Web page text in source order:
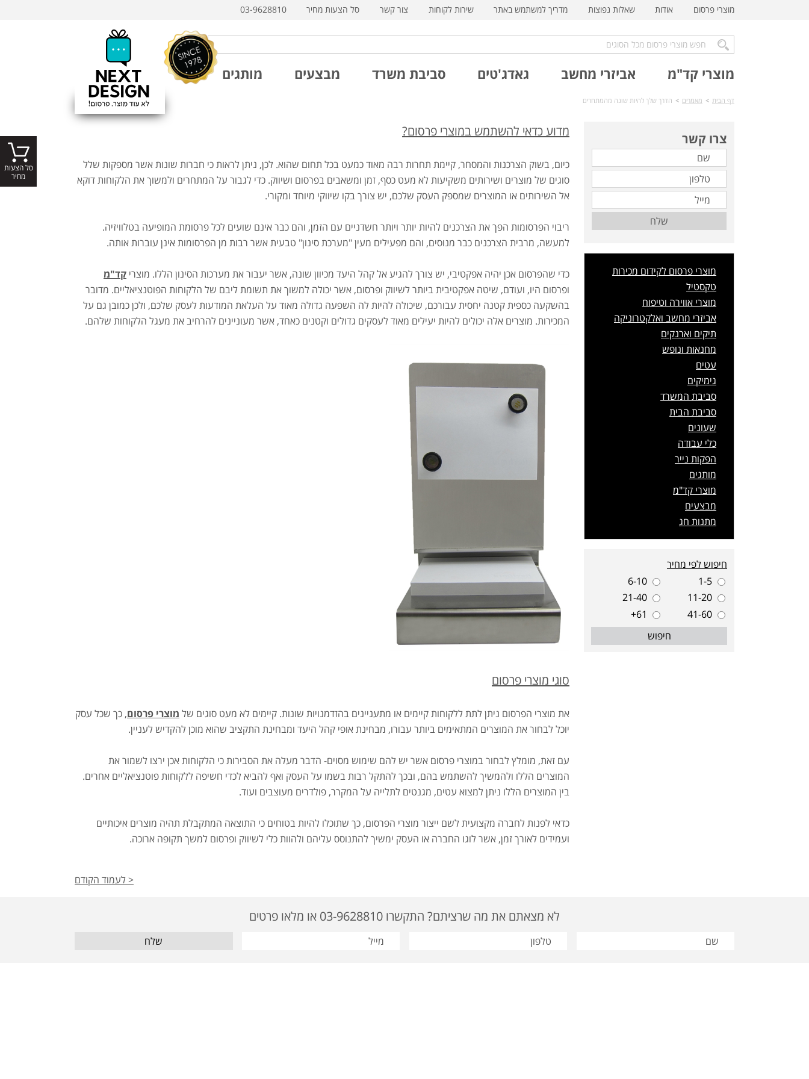
מוצרי פרסום אודות שאלות נפוצות מדריך למשתמש באתר שירות לקוחות צור קשר סל הצעות מחיר 03-9628810
מוצרי קד"מ אביזרי מחשב גאדג'טים סביבת משרד מבצעים מותגים
דף הבית > מאמרים > הדרך שלך להיות שונה מהמתחרים
מדוע כדאי להשתמש במוצרי פרסום?
כיום, בשוק הצרכנות והמסחר, קיימת תחרות רבה מאוד כמעט בכל תחום שהוא. לכן, ניתן לראות כי חברות שונות אשר מספקות שלל
סוגים של מוצרים ושירותים משקיעות לא מעט כסף, זמן ומשאבים בפרסום ושיווק. כדי לגבור על המתחרים ולמשוך את הלקוחות דוקא
אל השירותים או המוצרים שמספק העסק שלכם, יש צורך בקו שיווקי מיוחד ומקורי.
ריבוי הפרסומות הפך את הצרכנים להיות יותר ויותר חשדניים עם הזמן, והם כבר אינם שועים לכל פרסומת המופיעה בטלוויזיה.
למעשה, מרבית הצרכנים כבר מנוסים, והם מפעילים מעין "מערכת סינון" טבעית אשר רבות מן הפרסומות אינן עוברות אותה.
כדי שהפרסום אכן יהיה אפקטיבי, יש צורך להגיע אל קהל היעד מכיוון שונה, אשר יעבור את מערכות הסינון הללו. מוצרי קד"מ
ופרסום היו, ועודם, שיטה אפקטיבית ביותר לשיווק ופרסום, אשר יכולה למשוך את תשומת ליבם של הלקוחות הפוטנציאליים. מדובר
בהשקעה כספית קטנה יחסית עבורכם, שיכולה להיות לה השפעה גדולה מאוד על העלאת המודעות לעסק שלכם, ולכן כמובן גם על
המכירות. מוצרים אלה יכולים להיות יעילים מאוד לעסקים גדולים וקטנים כאחד, אשר מעוניינים להרחיב את מעגל הלקוחות שלהם.
סוגי מוצרי פרסום
את מוצרי הפרסום ניתן לתת ללקוחות קיימים או מתעניינים בהזדמנויות שונות. קיימים לא מעט סוגים של מוצרי פרסום, כך שכל עסק
יוכל לבחור את המוצרים המתאימים ביותר עבורו, מבחינת אופי קהל היעד ומבחינת התקציב שהוא מוכן להקדיש לעניין.
עם זאת, מומלץ לבחור במוצרי פרסום אשר יש להם שימוש מסוים- הדבר מעלה את הסבירות כי הלקוחות אכן ירצו לשמור את
המוצרים הללו ולהמשיך להשתמש בהם, ובכך להתקל רבות בשמו על העסק ואף להביא לכדי חשיפה ללקוחות פוטנציאליים אחרים.
בין המוצרים הללו ניתן למצוא עטים, מגנטים לתלייה על המקרר, פולדרים מעוצבים ועוד.
כדאי לפנות לחברה מקצועית לשם ייצור מוצרי הפרסום, כך שתוכלו להיות בטוחים כי התוצאה המתקבלת תהיה מוצרים איכותיים
ועמידים לאורך זמן, אשר לוגו החברה או העסק ימשיך להתנוסס עליהם ולהוות כלי לשיווק ופרסום למשך תקופה ארוכה.
< לעמוד הקודם
צרו קשר
שלח
מוצרי פרסום לקידום מכירות
טקסטיל
מוצרי אווירה וטיפוח
אביזרי מחשב ואלקטרוניקה
תיקים וארנקים
מחנאות ונופש
עטים
גימיקים
סביבת המשרד
סביבת הבית
שעונים
כלי עבודה
הפקות נייר
מותגים
מוצרי קד"מ
מבצעים
מתנות חג
חיפוש לפי מחיר
1-5
6-10
11-20
21-40
41-60
61+
חיפוש
לא מצאתם את מה שרציתם? התקשרו 03-9628810 או מלאו פרטים
שלח
סל הצעות
מחיר